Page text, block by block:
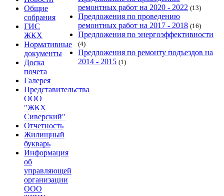
ремонтных работ на 2020 - 2022 (13)
Предложения по проведению
ремонтных работ на 2017 - 2018 (16)
Предложения по энергоэффективности
(4)
Предложения по ремонту подъездов на
2014 - 2015 (1)
Общие
собрания
ГИС
ЖКХ
Нормативные
документы
Доска
почета
Галерея
Представительства
ООО
"ЖКХ
Сиверский"
Отчетность
Жилищный
букварь
Информация
об
управляющей
организации
ООО